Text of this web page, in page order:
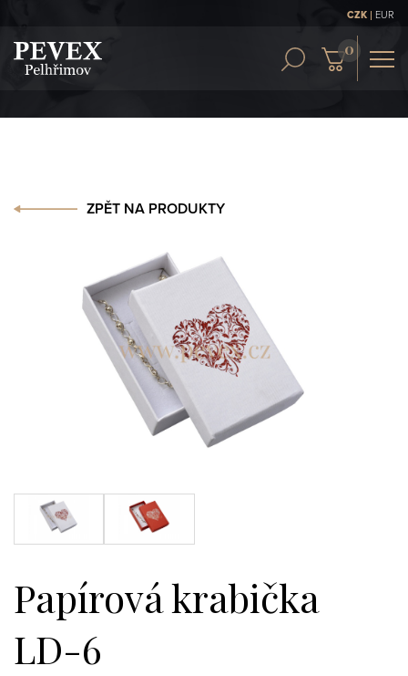
CZK | EUR
ZPĚT NA PRODUKTY
Papírová krabička
LD-6